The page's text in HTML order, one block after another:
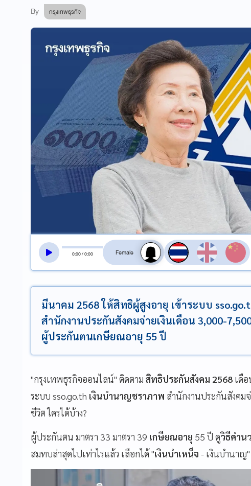
By กรุงเทพธุรกิจ
0:00/0:00
สลับเสียงอ่าน
มีนาคม 2568 ให้สิทธิผู้สูงอายุ เข้าระบบ
สำนักงานประกันสังคมจ่ายเงินเดือน 3,000-
ผู้ประกันตนเกษียณอายุ 55 ปี
"กรุงเทพธุรกิจออนไลน์" ติดตาม สิทธิประกันสังคม 2568 เดื
ระบบ sso.go.th เงินบำนาญชราภาพ สำนักงานประกันสังคม
ชีวิต ใครได้บ้าง?
ผู้ประกันตน มาตรา 33 มาตรา 39 เกษียณอายุ 55 ปี ดูวิธีคำน
สมทบล่าสุดไปเท่าไรแล้ว เลือกได้ "เงินบำเหน็จ - เงินบำนาญ